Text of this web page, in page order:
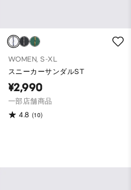
WOMEN, S-XL
スニーカーサンダルST
¥2,990
一部店舗商品
4.8 (10)